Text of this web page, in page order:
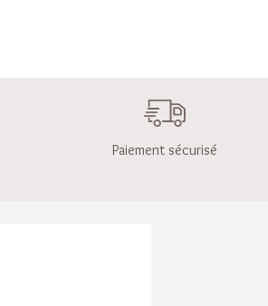
Paiement sécurisé